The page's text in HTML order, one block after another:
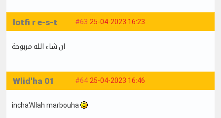
#63 25-04-2023 16:23
lotfi r e-s-t
ان شاء الله مربوحة
#64 25-04-2023 16:46
Wlid'ha 01
incha'Allah marbouha